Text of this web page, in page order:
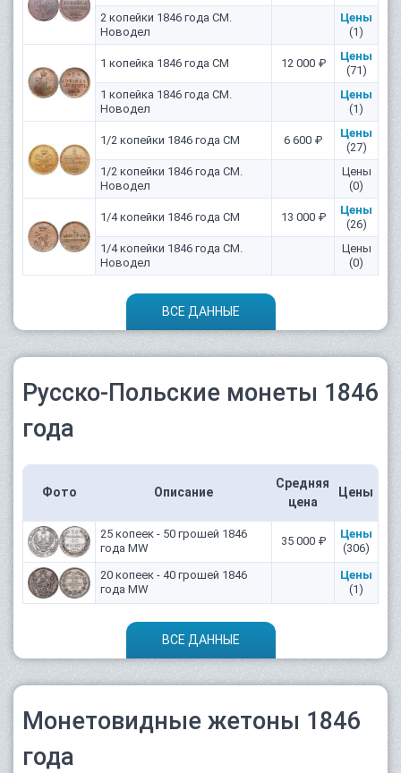
2 копейки 1846 года СМ.
Новодел
Цены
(1)
1 копейка 1846 года СМ 12 000 ₽
Цены
(71)
1 копейка 1846 года СМ.
Новодел
Цены
(1)
1/2 копейки 1846 года СМ 6 600 ₽
Цены
(27)
1/2 копейки 1846 года СМ.
Новодел
Цены
(0)
1/4 копейки 1846 года СМ 13 000 ₽
Цены
(26)
1/4 копейки 1846 года СМ.
Новодел
Цены
(0)
ВСЕ ДАННЫЕ
Русско-Польские монеты 1846
года
Фото Описание
Средняя
цена
Цены
25 копеек - 50 грошей 1846
года MW
35 000 ₽
Цены
(306)
20 копеек - 40 грошей 1846
года MW
Цены
(1)
ВСЕ ДАННЫЕ
Монетовидные жетоны 1846
года